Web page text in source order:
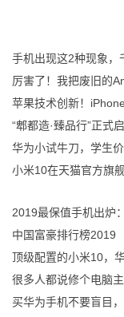
手机出现这2种现象，
厉害了！我把废旧的
苹果技术创新！
“郫都造·臻品行”正式
华为小试牛刀，学生
小米10在天猫官方旗
2019最保值手机出炉
中国富豪排行榜2019
顶级配置的小米10，
很多人都说修个电脑
买华为手机不要盲目